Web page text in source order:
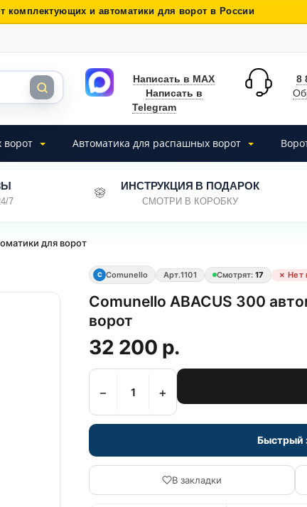
комплектующих и автоматики для ворот в России
Написать в MAX
Написать в
Telegram
8
ворот Автоматика для распашных ворот
7
ИНСТРУКЦИЯ В ПОДАРОК
СМОТРИ В КОРОБКУ
для ворот
C Comunello Арт.1101 Смотрят: 17 ✗ Нет
Comunello ABACUS 300
ворот
32 200 р.
− +
Быстрый
В закладки